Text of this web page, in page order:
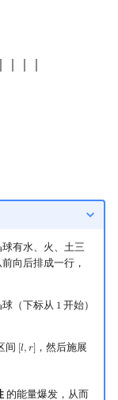
⎥ ⎥ ⎥
有水、火、土三
向后排成一行，
（下标从 1
1 开始）
间 [𝑙,𝑟]
[l, r] ，然后施展
的能量爆发，从而